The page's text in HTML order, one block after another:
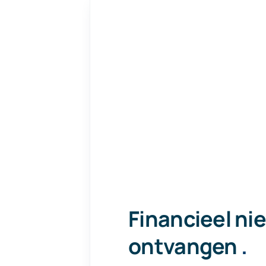
Financieel
ontvangen .